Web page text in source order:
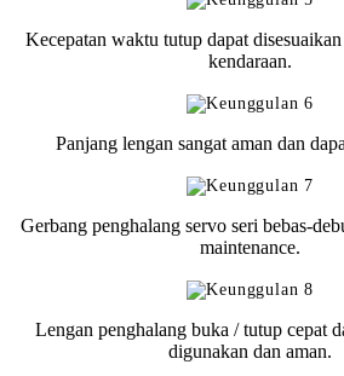
Kecepatan waktu tutup dapat
kendaraan.
Panjang lengan sangat aman dan
Gerbang penghalang servo seri bebas-
maintenance.
Lengan penghalang buka / tutup cepat
digunakan dan aman.